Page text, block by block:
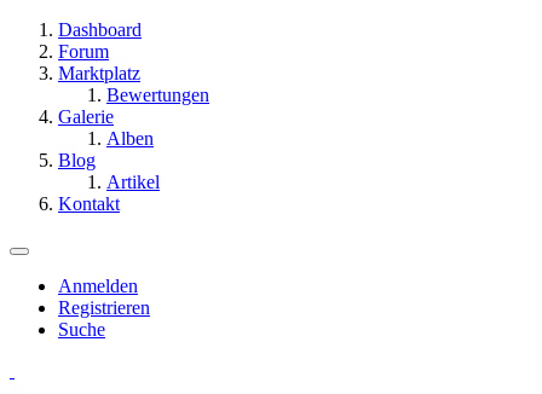
Dashboard
Forum
Marktplatz
Bewertungen
Galerie
Alben
Blog
Artikel
Kontakt
Anmelden
Registrieren
Suche